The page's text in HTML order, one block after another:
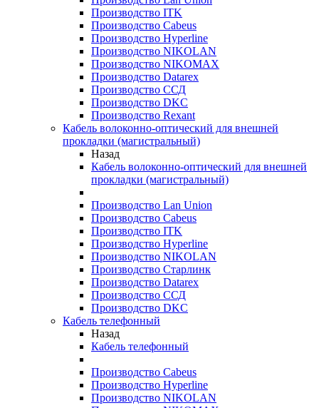
Производство ITK
Производство Cabeus
Производство Hyperline
Производство NIKOLAN
Производство NIKOMAX
Производство Datarex
Производство ССД
Производство DKC
Производство Rexant
Кабель волоконно-оптический для внешней
прокладки (магистральный)
Назад
Кабель волоконно-оптический для внешней
прокладки (магистральный)
Производство Lan Union
Производство Cabeus
Производство ITK
Производство Hyperline
Производство NIKOLAN
Производство Старлинк
Производство Datarex
Производство ССД
Производство DKC
Кабель телефонный
Назад
Кабель телефонный
Производство Cabeus
Производство Hyperline
Производство NIKOLAN